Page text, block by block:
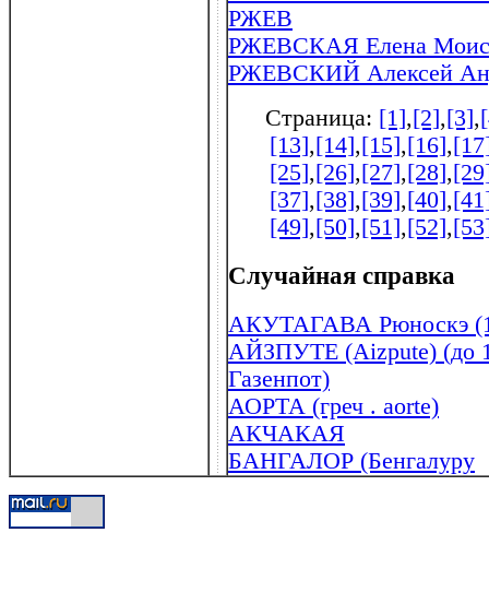
РЖЕВ
РЖЕВСКАЯ Елена
РЖЕВСКИЙ Алексей
Страница: [1],[2],[3],
[13],[14],[15],[16],
[25],[26],[27],[28],
[37],[38],[39],[40],
[49],[50],[51],[52],
Случайная справка
АКУТАГАВА Рюноскэ
АЙЗПУТЕ (Aizpute) (до
Газенпот)
АОРТА (греч . aorte)
АКЧАКАЯ
БАНГАЛОР (Бенгалуру